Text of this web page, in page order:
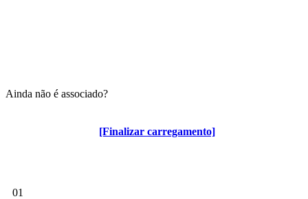
[Finalizar carregamento]
Ainda não é associado?
Algumas vantagens para associados
01